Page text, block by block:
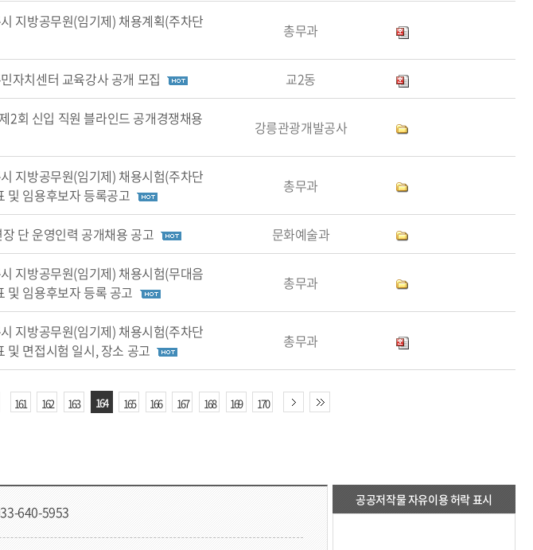
지방공무원(임기제) 채용계획(주차단
총무과
자치센터 교육강사 공개 모집 교2동
2회 신입 직원 블라인드 공개경쟁채용
강릉관광개발공사
지방공무원(임기제) 채용시험(주차단
및 임용후보자 등록공고
총무과
단 운영인력 공개채용 공고 문화예술과
지방공무원(임기제) 채용시험(무대음
및 임용후보자 등록 공고
총무과
지방공무원(임기제) 채용시험(주차단
및 면접시험 일시, 장소 공고
총무과
161 162 163 164 165 166 167 168 169 170
640-5953
공공저작물 자유이용 허락 표시